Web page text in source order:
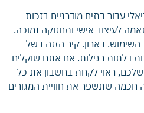
עבור בתים מודרניים בזכות
לעיצוב אישי ותחזוקה נמוכה.
השימוש. בארון. קיר הזזה בשל
דלתות רגילות. אם אתם שוקלים
שלכם, ראוי לקחת בחשבון את כל
חכמה שתשפר את חוויית המגורים